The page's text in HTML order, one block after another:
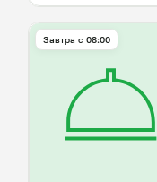
Завтра c 08:00